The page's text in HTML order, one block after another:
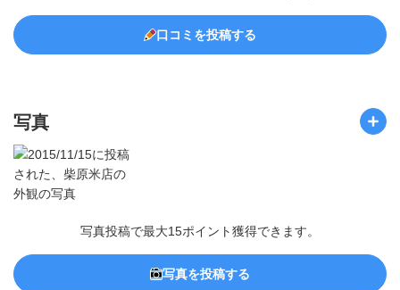
口コミを投稿する
写真
写真投稿で最大15ポイント獲得できます。
写真を投稿する